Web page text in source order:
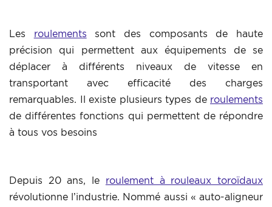
Les roulements sont des composants de haute
précision qui permettent aux équipements de se
déplacer à différents niveaux de vitesse en
transportant avec efficacité des charges
remarquables. Il existe plusieurs types de roulements
de différentes fonctions qui permettent de répondre
à tous vos besoins
Depuis 20 ans, le roulement à rouleaux toroïdaux
révolutionne l’industrie. Nommé aussi « auto-aligneur